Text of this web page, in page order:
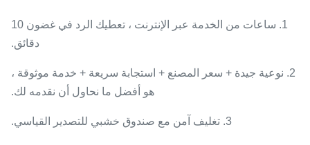
1. ساعات من الخدمة عبر الإنترنت ، تعطيك الرد في غضون 10
دقائق.
2. نوعية جيدة + سعر المصنع + استجابة سريعة + خدمة موثوقة ،
هو أفضل ما نحاول أن نقدمه لك.
3. تغليف آمن مع صندوق خشبي للتصدير القياسي.